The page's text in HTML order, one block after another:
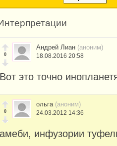
0
Андрей Лиан (аноним)
18.08.2016 20:58
Вот это точно
0
ольга (аноним)
24.03.2012 14:36
амеби, инфузории